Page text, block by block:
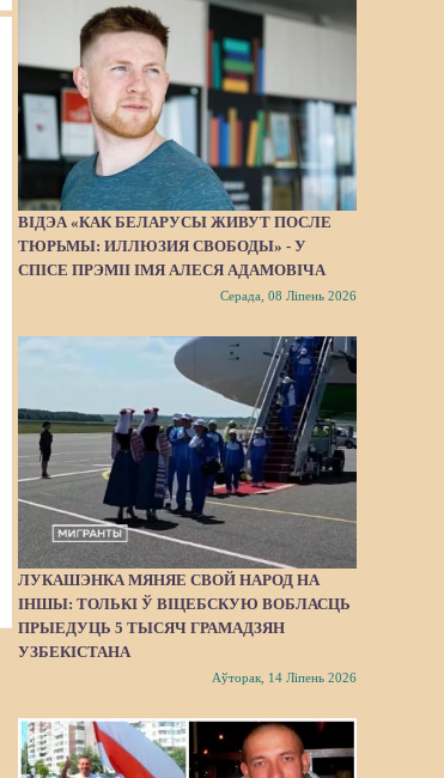
ВІДЭА «КАК БЕЛАРУСЫ ЖИВУТ ПОСЛЕ
ТЮРЬМЫ: ИЛЛЮЗИЯ СВОБОДЫ» - У
СПІСЕ ПРЭМІІ ІМЯ АЛЕСЯ АДАМОВІЧА
Серада, 08 Ліпень 2026
ЛУКАШЭНКА МЯНЯЕ СВОЙ НАРОД НА
ІНШЫ: ТОЛЬКІ Ў ВІЦЕБСКУЮ ВОБЛАСЦЬ
ПРЫЕДУЦЬ 5 ТЫСЯЧ ГРАМАДЗЯН
УЗБЕКІСТАНА
Аўторак, 14 Ліпень 2026